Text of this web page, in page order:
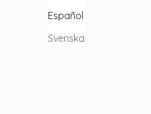
Español
Svenska